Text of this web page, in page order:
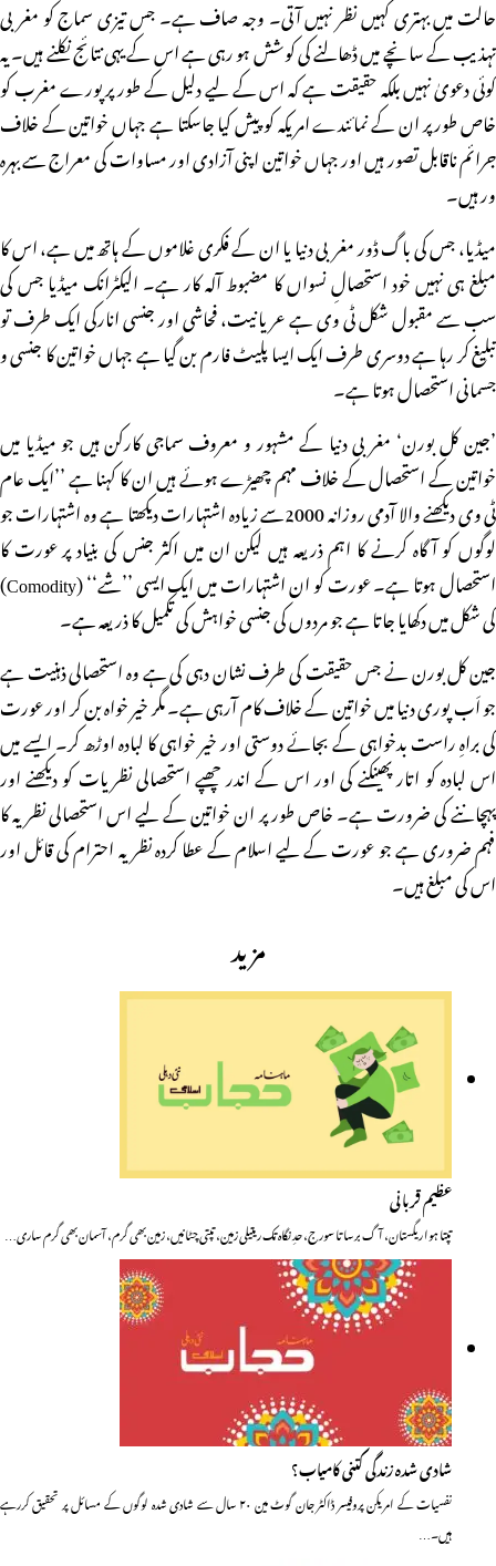
حالت میں بہتری کہیں نظر نہیں آتی۔ وجہ صاف ہے۔ جس تیزی سماج کو مغربی
تہذیب کے سانچے میں ڈھالنے کی کوشش ہو رہی ہے اس کے یہی نتائج نکلنے ہیں۔ یہ
کوئی دعویٰ نہیں بلکہ حقیقت ہے کہ اس کے لیے دلیل کے طور پر پورے مغرب کو
خاص طور پر ان کے نمائندے امریکہ کو پیش کیا جاسکتا ہے جہاں خواتین کے خلاف
جرائم ناقابل تصور ہیں اور جہاں خواتین اپنی آزادی اور مساوات کی معراج سے بہرہ
ور ہیں۔
میڈیا، جس کی باگ ڈور مغربی دنیا یا ان کے فکری غلاموں کے ہاتھ میں ہے، اس کا
مبلغ ہی نہیں خود استحصالِ نسواں کا مضبوط آلہ کار ہے۔ الیکٹرانک میڈیا جس کی
سب سے مقبول شکل ٹی وی ہے عریانیت، فحاشی اور جنسی انارکی ایک طرف تو
تبلیغ کر رہا ہے دوسری طرف ایک ایسا پلیٹ فارم بن گیا ہے جہاں خواتین کا جنسی و
جسمانی استحصال ہوتا ہے۔
’جین کل بورن‘ مغربی دنیا کے مشہور و معروف سماجی کارکن ہیں جو میڈیا میں
خواتین کے استحصال کے خلاف مہم چھیڑے ہوئے ہیں ان کا کہنا ہے ’’ایک عام
ٹی وی دیکھنے والا آدمی روزانہ 2000سے زیادہ اشتہارات دیکھتا ہے وہ اشتہارات جو
لوگوں کو آگاہ کرنے کا اہم ذریعہ ہیں لیکن ان میں اکثر جنس کی بنیاد پر عورت کا
استحصال ہوتا ہے۔ عورت کو ان اشتہارات میں ایک ایسی ’’شے‘‘ (Comodity)
کی شکل میں دکھایا جاتا ہے جو مردوں کی جنسی خواہش کی تکمیل کا ذریعہ ہے۔
جین کل بورن نے جس حقیقت کی طرف نشان دہی کی ہے وہ استحصالی ذہنیت ہے
جو اَب پوری دنیا میں خواتین کے خلاف کام آرہی ہے۔ مگر خیر خواہ بن کر اور عورت
کی براہِ راست بدخواہی کے بجائے دوستی اور خیر خواہی کا لبادہ اوڑھ کر۔ ایسے میں
اس لبادہ کو اتار پھینکنے کی اور اس کے اندر چھپے استحصالی نظریات کو دیکھنے اور
پہچاننے کی ضرورت ہے۔ خاص طور پر ان خواتین کے لیے اس استحصالی نظریہ کا
فہم ضروری ہے جو عورت کے لیے اسلام کے عطا کردہ نظریہ احترام کی قائل اور
اس کی مبلغ ہیں۔
مزید
عظیم قربانی
تپتا ہوا ریگستان، آگ برساتا سورج، حدِ نگاہ تک ریتیلی زمین، تپتی چٹانیں، زمین بھی گرم، آسمان بھی گرم ساری…
شادی شدہ زندگی کتنی کامیاب؟
نفسیات کے امریکن پروفیسر ڈاکٹر جان گوٹ مین ۲۰ سال سے شادی شدہ لوگوں کے مسائل پر تحقیق کررہے
ہیں۔…